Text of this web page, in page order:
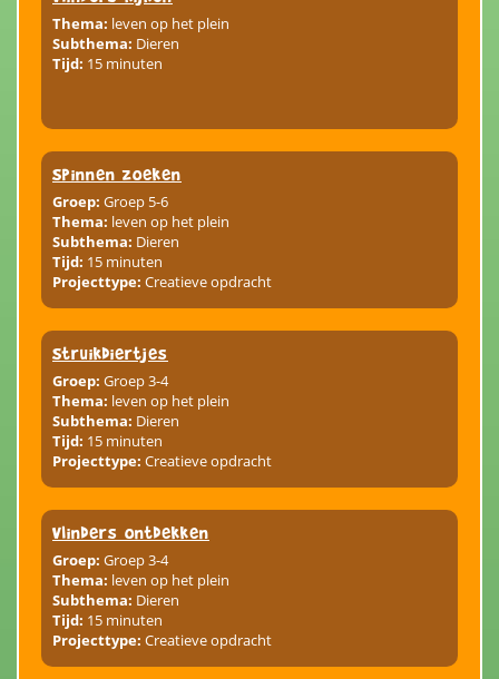
Thema: leven op het plein
Subthema: Dieren
Tijd: 15 minuten
Spinnen zoeken
Groep: Groep 5-6
Thema: leven op het plein
Subthema: Dieren
Tijd: 15 minuten
Projecttype: Creatieve opdracht
Struikdiertjes
Groep: Groep 3-4
Thema: leven op het plein
Subthema: Dieren
Tijd: 15 minuten
Projecttype: Creatieve opdracht
Vlinders ontdekken
Groep: Groep 3-4
Thema: leven op het plein
Subthema: Dieren
Tijd: 15 minuten
Projecttype: Creatieve opdracht